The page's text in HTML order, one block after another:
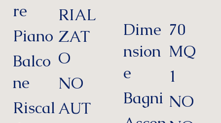
re
Piano
Balco
ne
Riscal
RIAL
ZAT
O
NO
AUT
Dime
nsion
e
Bagni
70
MQ
1
NO